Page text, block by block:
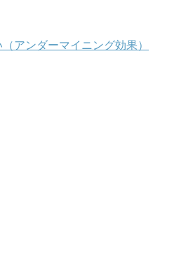
アンダーマイニング効果）